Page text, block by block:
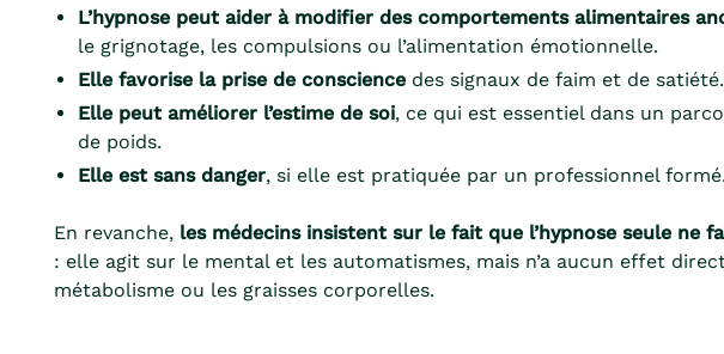
L’hypnose peut aider à modifier des comportements alimentaires
le grignotage, les compulsions ou l’alimentation émotionnelle.
Elle favorise la prise de conscience des signaux de faim et de satiété.
Elle peut améliorer l’estime de soi, ce qui est essentiel dans un
de poids.
Elle est sans danger, si elle est pratiquée par un professionnel formé.
En revanche, les médecins insistent sur le fait que l’hypnose seule ne
: elle agit sur le mental et les automatismes, mais n’a aucun effet
métabolisme ou les graisses corporelles.